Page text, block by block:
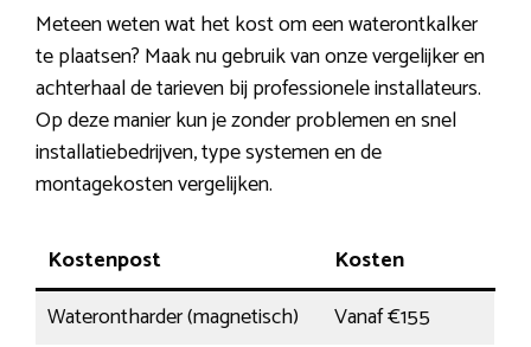
Meteen weten wat het kost om een waterontkalker
te plaatsen? Maak nu gebruik van onze vergelijker en
achterhaal de tarieven bij professionele installateurs.
Op deze manier kun je zonder problemen en snel
installatiebedrijven, type systemen en de
montagekosten vergelijken.
Kostenpost
Kosten
Waterontharder (magnetisch)
Vanaf €155